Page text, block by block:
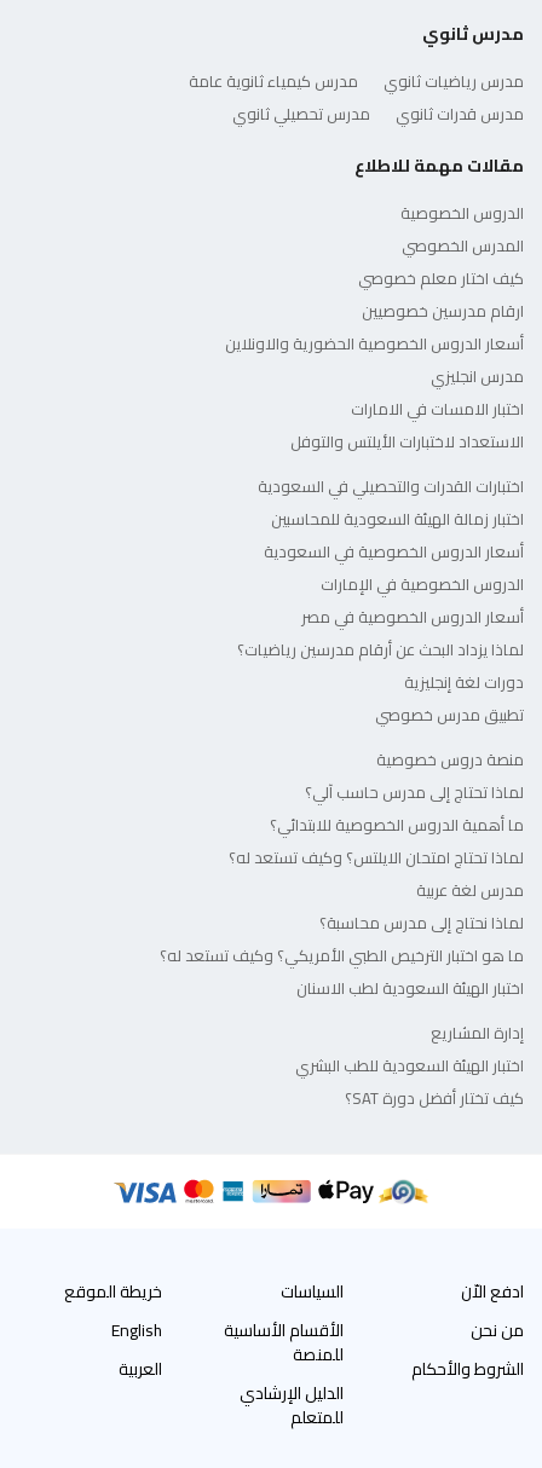
مدرس ثانوي
مدرس رياضيات ثانوي
مدرس كيمياء ثانوية عامة
مدرس قدرات ثانوي
مدرس تحصيلي ثانوي
مقالات مهمة للاطلاع
الدروس الخصوصية
المدرس الخصوصي
كيف اختار معلم خصوصي
ارقام مدرسين خصوصيين
أسعار الدروس الخصوصية الحضورية والاونلاين
مدرس انجليزي
اختبار الامسات في الامارات
الاستعداد لاختبارات الأيلتس والتوفل
اختبارات القدرات والتحصيلي في السعودية
اختبار زمالة الهيئة السعودية للمحاسبين
أسعار الدروس الخصوصية في السعودية
الدروس الخصوصية في الإمارات
أسعار الدروس الخصوصية في مصر
لماذا يزداد البحث عن أرقام مدرسين رياضيات؟
دورات لغة إنجليزية
تطبيق مدرس خصوصي
منصة دروس خصوصية
لماذا تحتاج إلى مدرس حاسب آلي؟
ما أهمية الدروس الخصوصية للابتدائي؟
لماذا تحتاج امتحان الايلتس؟ وكيف تستعد له؟
مدرس لغة عربية
لماذا نحتاج إلى مدرس محاسبة؟
ما هو اختبار الترخيص الطبي الأمريكي؟ وكيف تستعد له؟
اختبار الهيئة السعودية لطب الاسنان
إدارة المشاريع
اختبار الهيئة السعودية للطب البشري
كيف تختار أفضل دورة SAT؟
ادفع الاّن
من نحن
الشروط والأحكام
السياسات
الأقسام الأساسية
للمنصة
الدليل الإرشادي
للمتعلم
خريطة الموقع
English
العربية